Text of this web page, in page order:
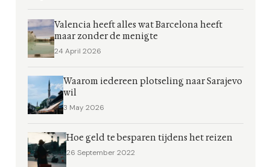
Valencia heeft alles wat Barcelona heeft
maar zonder de menigte
24 April 2026
Waarom iedereen plotseling naar Sarajevo
wil
3 May 2026
Hoe geld te besparen tijdens het reizen
26 September 2022